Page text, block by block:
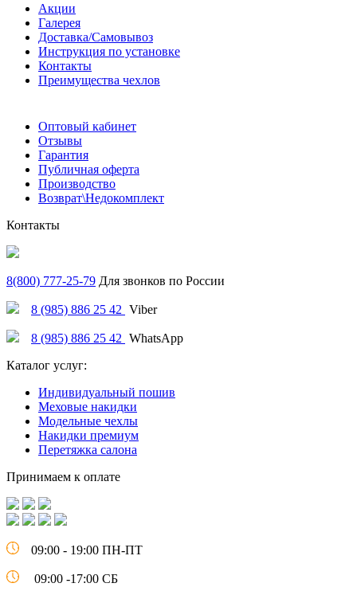
Акции
Галерея
Доставка/Самовывоз
Инструкция по установке
Контакты
Преимущества чехлов
Оптовый кабинет
Отзывы
Гарантия
Публичная оферта
Производство
Возврат\Недокомплект
Контакты
8(800) 777-25-79 Для звонков по России
8 (985) 886 25 42 Viber
8 (985) 886 25 42 WhatsApp
Каталог услуг:
Индивидуальный пошив
Меховые накидки
Модельные чехлы
Накидки премиум
Перетяжка салона
Принимаем к оплате
09:00 - 19:00 ПН-ПТ
09:00 -17:00 СБ